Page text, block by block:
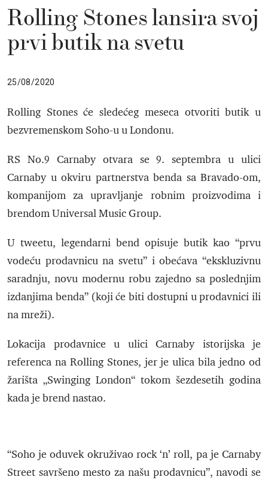
Rolling Stones lansira svoj
prvi butik na svetu
25/08/2020
Rolling Stones će sledećeg meseca otvoriti butik u
bezvremenskom Soho-u u Londonu.
RS No.9 Carnaby otvara se 9. septembra u ulici
Carnaby u okviru partnerstva benda sa Bravado-om,
kompanijom za upravljanje robnim proizvodima i
brendom Universal Music Group.
U tweetu, legendarni bend opisuje butik kao “prvu
vodeću prodavnicu na svetu” i obećava “ekskluzivnu
saradnju, novu modernu robu zajedno sa poslednjim
izdanjima benda” (koji će biti dostupni u prodavnici ili
na mreži).
Lokacija prodavnice u ulici Carnaby istorijska je
referenca na Rolling Stones, jer je ulica bila jedno od
žarišta „Swinging London“ tokom šezdesetih godina
kada je brend nastao.
“Soho je oduvek okruživao rock ‘n’ roll, pa je Carnaby
Street savršeno mesto za našu prodavnicu”, navodi se